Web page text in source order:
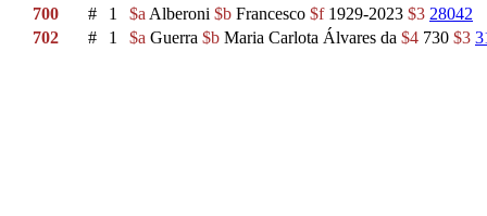
700
# 1 $a Alberoni $b Francesco $f1929-2023 $3 28042
702
# 1 $a Guerra $b Maria Carlota Álvares da $4 730 $3